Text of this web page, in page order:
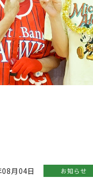
月04日 お知らせ